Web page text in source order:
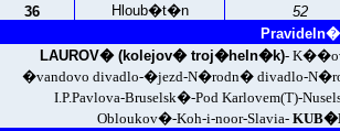
36
Hloub�t�n 52
LAUROV� (kolejov� troj�heln�k)-
�vandovo divadlo-�jezd-N�rodn� divadlo-
I.P.Pavlova-Bruselsk�-Pod Karlovem(T)-
Obloukov�-Koh-i-noor-Slavia-